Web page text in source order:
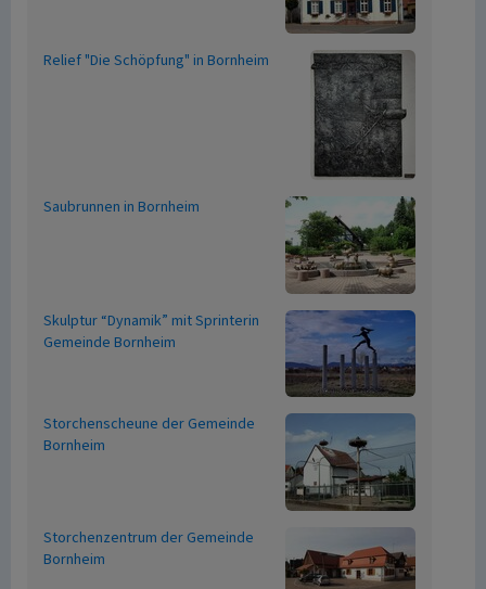
Relief "Die Schöpfung" in Bornheim
Saubrunnen in Bornheim
Skulptur “Dynamik” mit Sprinterin
Gemeinde Bornheim
Storchenscheune der Gemeinde
Bornheim
Storchenzentrum der Gemeinde
Bornheim